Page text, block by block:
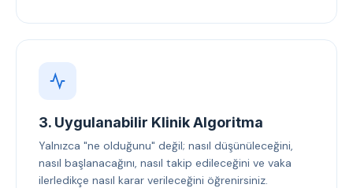
3. Uygulanabilir Klinik Algoritma
Yalnızca "ne olduğunu" değil; nasıl düşünüleceğini,
nasıl başlanacağını, nasıl takip edileceğini ve vaka
ilerledikçe nasıl karar verileceğini öğrenirsiniz.